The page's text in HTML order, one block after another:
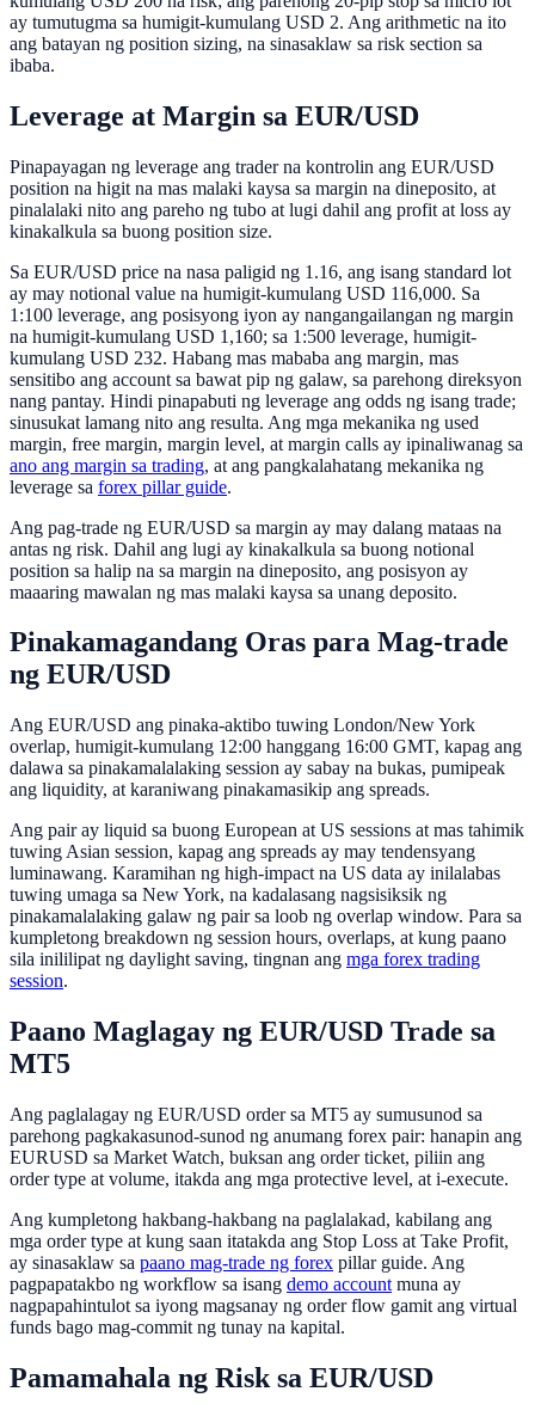
ay tumutugma sa humigit-kumulang USD 2. Ang arithmetic na ito
ang batayan ng position sizing, na sinasaklaw sa risk section sa
ibaba.
Leverage at Margin sa EUR/USD
Pinapayagan ng leverage ang trader na kontrolin ang EUR/USD
position na higit na mas malaki kaysa sa margin na dineposito, at
pinalalaki nito ang pareho ng tubo at lugi dahil ang profit at loss ay
kinakalkula sa buong position size.
Sa EUR/USD price na nasa paligid ng 1.16, ang isang standard lot
ay may notional value na humigit-kumulang USD 116,000. Sa
1:100 leverage, ang posisyong iyon ay nangangailangan ng margin
na humigit-kumulang USD 1,160; sa 1:500 leverage, humigit-
kumulang USD 232. Habang mas mababa ang margin, mas
sensitibo ang account sa bawat pip ng galaw, sa parehong direksyon
nang pantay. Hindi pinapabuti ng leverage ang odds ng isang trade;
sinusukat lamang nito ang resulta. Ang mga mekanika ng used
margin, free margin, margin level, at margin calls ay ipinaliwanag sa
ano ang margin sa trading, at ang pangkalahatang mekanika ng
leverage sa forex pillar guide.
Ang pag-trade ng EUR/USD sa margin ay may dalang mataas na
antas ng risk. Dahil ang lugi ay kinakalkula sa buong notional
position sa halip na sa margin na dineposito, ang posisyon ay
maaaring mawalan ng mas malaki kaysa sa unang deposito.
Pinakamagandang Oras para Mag-trade
ng EUR/USD
Ang EUR/USD ang pinaka-aktibo tuwing London/New York
overlap, humigit-kumulang 12:00 hanggang 16:00 GMT, kapag ang
dalawa sa pinakamalalaking session ay sabay na bukas, pumipeak
ang liquidity, at karaniwang pinakamasikip ang spreads.
Ang pair ay liquid sa buong European at US sessions at mas tahimik
tuwing Asian session, kapag ang spreads ay may tendensyang
luminawang. Karamihan ng high-impact na US data ay inilalabas
tuwing umaga sa New York, na kadalasang nagsisiksik ng
pinakamalalaking galaw ng pair sa loob ng overlap window. Para sa
kumpletong breakdown ng session hours, overlaps, at kung paano
sila inililipat ng daylight saving, tingnan ang mga forex trading
session.
Paano Maglagay ng EUR/USD Trade sa
MT5
Ang paglalagay ng EUR/USD order sa MT5 ay sumusunod sa
parehong pagkakasunod-sunod ng anumang forex pair: hanapin ang
EURUSD sa Market Watch, buksan ang order ticket, piliin ang
order type at volume, itakda ang mga protective level, at i-execute.
Ang kumpletong hakbang-hakbang na paglalakad, kabilang ang
mga order type at kung saan itatakda ang Stop Loss at Take Profit,
ay sinasaklaw sa paano mag-trade ng forex pillar guide. Ang
pagpapatakbo ng workflow sa isang demo account muna ay
nagpapahintulot sa iyong magsanay ng order flow gamit ang virtual
funds bago mag-commit ng tunay na kapital.
Pamamahala ng Risk sa EUR/USD